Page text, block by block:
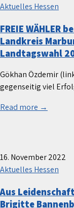
Aktuelles Hessen
FREIE WÄHLER
Landkreis
Landtagswahl
Gökhan Özdemir
gegenseitig viel
Read more →
16. November 2022
Aktuelles Hessen
Aus
Brigitte